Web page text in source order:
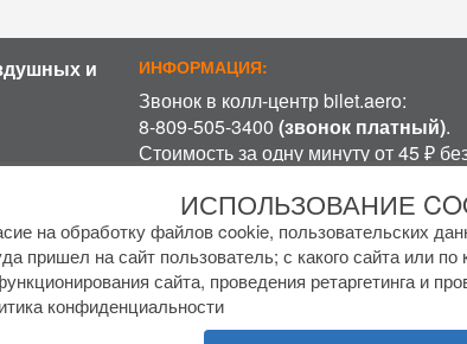
и
ИНФОРМАЦИЯ:
Звонок в колл-центр bilet.aero:
8-809-505-3400 (звонок платный).
Стоимость за одну минуту от 45 ₽
оператором, в зависимости от
оператора связи.
График работы колл-центра:
пн-пт с 7 до 17 МСК
сб-вс с8 до 15 МСК
ИСПОЛЬЗОВАНИЕ
на обработку файлов cookie, пользовательских
пришел на сайт пользователь; с какого сайта или
сайта, проведения ретаргетинга и
конфиденциальности